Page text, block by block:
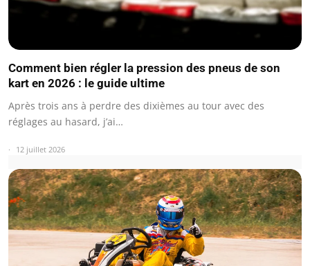
Comment bien régler la pression des pneus de son
kart en 2026 : le guide ultime
Après trois ans à perdre des dixièmes au tour avec des
réglages au hasard, j’ai…
12 juillet 2026